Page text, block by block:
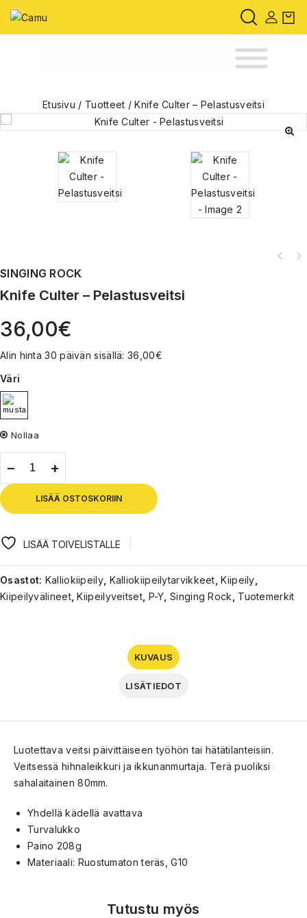
Etusivu / Tuotteet /Knife Culter – Pelastusveitsi
SINGING ROCK
Knife Culter – Pelastusveitsi
36,00€
Alin hinta 30 päivän sisällä:36,00€
Väri
Nollaa
LISÄÄ OSTOSKORIIN
LISÄÄ TOIVELISTALLE
Osastot: Kalliokiipeily, Kalliokiipeilytarvikkeet, Kiipeily,
Kiipeilyvälineet, Kiipeilyveitset, P-Y,Singing Rock, Tuotemerkit
KUVAUS
LISÄTIEDOT
Luotettava veitsi päivittäiseen työhön tai hätätilanteisiin.
Veitsessä hihnaleikkuri ja ikkunanmurtaja. Terä puoliksi
sahalaitainen 80mm.
Yhdellä kädellä avattava
Turvalukko
Paino 208g
Materiaali: Ruostumaton teräs, G10
Tutustu myös